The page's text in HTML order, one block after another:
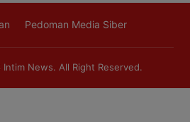
Pedoman Media Siber
Intim News. All Right Reserved.